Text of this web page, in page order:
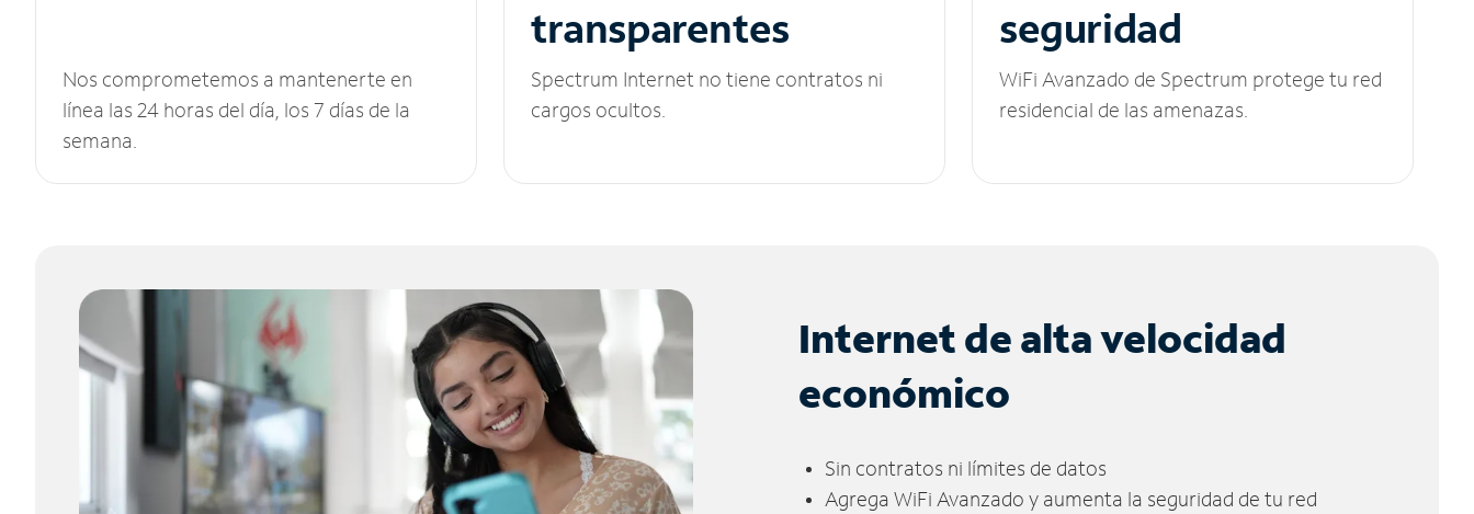
Nos comprometemos a mantenerte en
línea las 24 horas del día, los 7 días de la
semana.
transparentes
Spectrum Internet no tiene contratos ni
cargos ocultos.
seguridad
WiFi Avanzado de Spectrum protege tu red
residencial de las amenazas.
Internet de alta velocidad
económico
Sin contratos ni límites de datos
Agrega WiFi Avanzado y aumenta la seguridad de tu red